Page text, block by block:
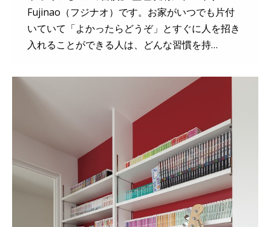
Fujinao（フジナオ）です。お家がいつでも片付
いていて「よかったらどうぞ」とすぐに人を招き
入れることができる人は、どんな習慣を持…